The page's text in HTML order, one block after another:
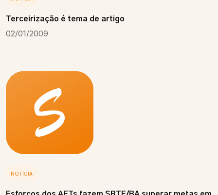
Terceirização é tema de artigo
02/01/2009
NOTÍCIA